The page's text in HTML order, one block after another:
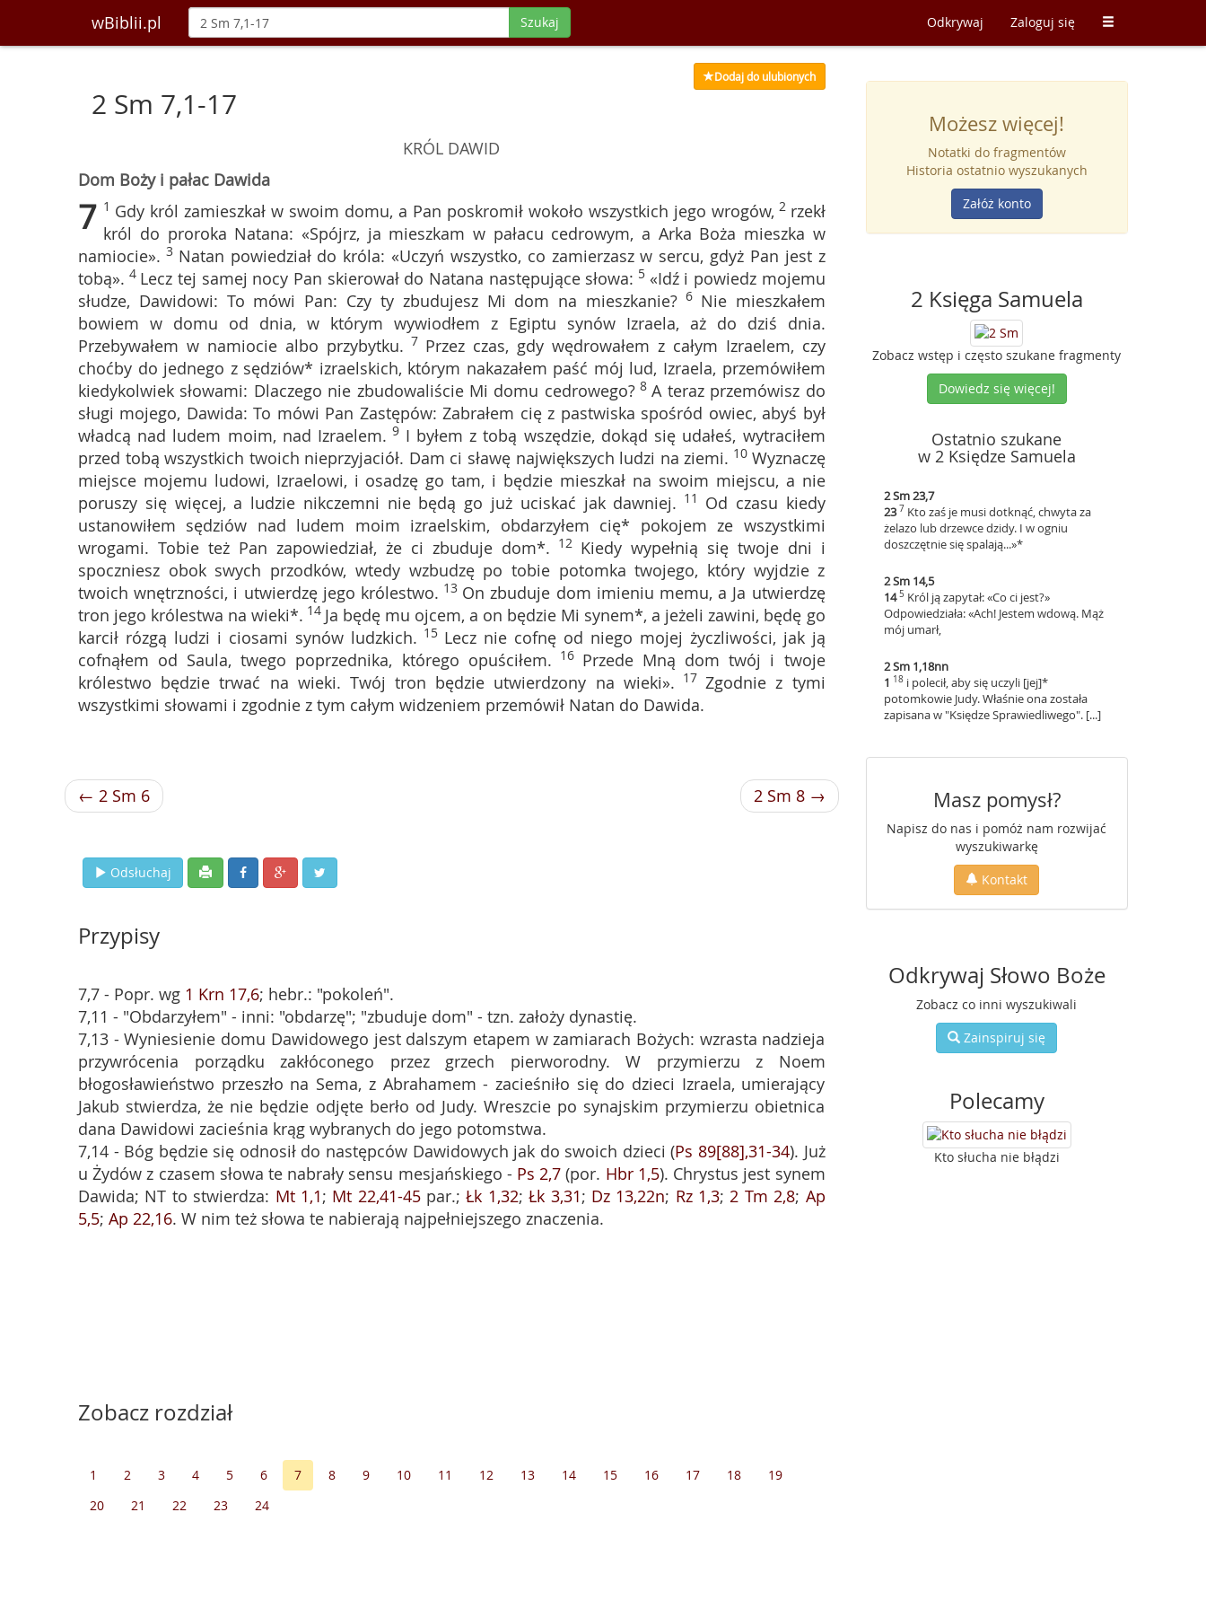
wBiblii.pl Szukaj Odkrywaj Zaloguj się
Dodaj do ulubionych
2 Sm 7,1-17
KRÓL DAWID
Dom Boży i pałac Dawida
7 1 Gdy król zamieszkał w swoim domu, a Pan poskromił wokoło wszystkich jego wrogów, 2 rzekł
król do proroka Natana: «Spójrz, ja mieszkam w pałacu cedrowym, a Arka Boża mieszka w
namiocie». 3 Natan powiedział do króla: «Uczyń wszystko, co zamierzasz w sercu, gdyż Pan jest z
tobą». 4 Lecz tej samej nocy Pan skierował do Natana następujące słowa: 5 «Idź i powiedz mojemu
słudze, Dawidowi: To mówi Pan: Czy ty zbudujesz Mi dom na mieszkanie? 6 Nie mieszkałem
bowiem w domu od dnia, w którym wywiodłem z Egiptu synów Izraela, aż do dziś dnia.
Przebywałem w namiocie albo przybytku. 7 Przez czas, gdy wędrowałem z całym Izraelem, czy
choćby do jednego z sędziów* izraelskich, którym nakazałem paść mój lud, Izraela, przemówiłem
kiedykolwiek słowami: Dlaczego nie zbudowaliście Mi domu cedrowego?8 A teraz przemówisz do
sługi mojego, Dawida: To mówi Pan Zastępów: Zabrałem cię z pastwiska spośród owiec, abyś był
władcą nad ludem moim, nad Izraelem. 9 I byłem z tobą wszędzie, dokąd się udałeś, wytraciłem
przed tobą wszystkich twoich nieprzyjaciół. Dam ci sławę największych ludzi na ziemi. 10 Wyznaczę
miejsce mojemu ludowi, Izraelowi, i osadzę go tam, i będzie mieszkał na swoim miejscu, a nie
poruszy się więcej, a ludzie nikczemni nie będą go już uciskać jak dawniej. 11 Od czasu kiedy
ustanowiłem sędziów nad ludem moim izraelskim, obdarzyłem cię* pokojem ze wszystkimi
wrogami. Tobie też Pan zapowiedział, że ci zbuduje dom*. 12 Kiedy wypełnią się twoje dni i
spoczniesz obok swych przodków, wtedy wzbudzę po tobie potomka twojego, który wyjdzie z
twoich wnętrzności, i utwierdzę jego królestwo. 13 On zbuduje dom imieniu memu, a Ja utwierdzę
tron jego królestwa na wieki*. 14 Ja będę mu ojcem, a on będzie Mi synem*, a jeżeli zawini, będę go
karcił rózgą ludzi i ciosami synów ludzkich. 15 Lecz nie cofnę od niego mojej życzliwości, jak ją
cofnąłem od Saula, twego poprzednika, którego opuściłem. 16 Przede Mną dom twój i twoje
królestwo będzie trwać na wieki. Twój tron będzie utwierdzony na wieki». 17 Zgodnie z tymi
wszystkimi słowami i zgodnie z tym całym widzeniem przemówił Natan do Dawida.
← 2 Sm 6 2 Sm 8 →
Odsłuchaj
Przypisy
7,7 - Popr. wg 1 Krn 17,6; hebr.: "pokoleń".
7,11 - "Obdarzyłem" - inni: "obdarzę"; "zbuduje dom" - tzn. założy dynastię.
7,13 - Wyniesienie domu Dawidowego jest dalszym etapem w zamiarach Bożych: wzrasta nadzieja
przywrócenia porządku zakłóconego przez grzech pierworodny. W przymierzu z Noem
błogosławieństwo przeszło na Sema, z Abrahamem - zacieśniło się do dzieci Izraela, umierający
Jakub stwierdza, że nie będzie odjęte berło od Judy. Wreszcie po synajskim przymierzu obietnica
dana Dawidowi zacieśnia krąg wybranych do jego potomstwa.
7,14 - Bóg będzie się odnosił do następców Dawidowych jak do swoich dzieci (Ps 89[88],31-34). Już
u Żydów z czasem słowa te nabrały sensu mesjańskiego - Ps 2,7 (por. Hbr 1,5). Chrystus jest synem
Dawida; NT to stwierdza: Mt 1,1; Mt 22,41-45par.;Łk 1,32;Łk 3,31; Dz 13,22n; Rz 1,3;2 Tm 2,8; Ap
5,5; Ap 22,16. W nim też słowa te nabierają najpełniejszego znaczenia.
Zobacz rozdział
1 2 3 4 5 6 7 8 9 10 11 12 13 14 15 16 17 18
19
20
21 22 23 24
Możesz więcej!
Notatki do fragmentów
Historia ostatnio wyszukanych
Załóż konto
2 Księga Samuela
Zobacz wstęp i często szukane fragmenty
Dowiedz się więcej!
Ostatnio szukane
w 2 Księdze Samuela
2 Sm 23,7
237 Kto zaś je musi dotknąć, chwyta za
żelazo lub drzewce dzidy. I w ogniu
doszczętnie się spalają...»*
2 Sm 14,5
145 Król ją zapytał: «Co ci jest?»
Odpowiedziała: «Ach! Jestem wdową. Mąż
mój umarł,
2 Sm 1,18nn
1 18 i polecił, aby się uczyli [jej]*
potomkowie Judy. Właśnie ona została
zapisana w "Księdze Sprawiedliwego". [...]
Masz pomysł?
Napisz do nas i pomóż nam rozwijać
wyszukiwarkę
Kontakt
Odkrywaj Słowo Boże
Zobacz co inni wyszukiwali
Zainspiruj się
Polecamy
Kto słucha nie błądzi